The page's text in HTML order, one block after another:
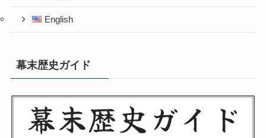
English
幕末歴史ガイド